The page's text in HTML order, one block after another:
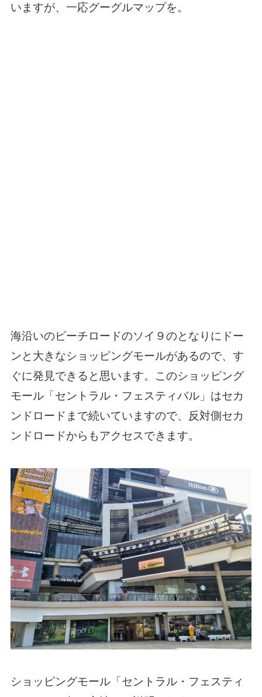
いますが、一応グーグルマップを。
海沿いのビーチロードのソイ９のとなりにドー
ンと大きなショッピングモールがあるので、す
ぐに発見できると思います。このショッピング
モール「セントラル・フェスティバル」はセカ
ンドロードまで続いていますので、反対側セカ
ンドロードからもアクセスできます。
ショッピングモール「セントラル・フェスティ